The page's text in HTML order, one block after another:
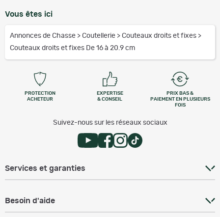
Vous êtes ici
Annonces de Chasse > Coutellerie > Couteaux droits et fixes >
Couteaux droits et fixes De 16 à 20.9 cm
PROTECTION
ACHETEUR
EXPERTISE
& CONSEIL
PRIX BAS &
PAIEMENT EN PLUSIEURS
FOIS
Suivez-nous sur les réseaux sociaux
Services et garanties
Besoin d'aide